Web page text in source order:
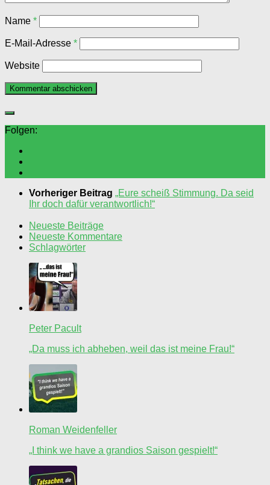
Name *
E-Mail-Adresse *
Website
Folgen:
Vorheriger Beitrag „Eure scheiß Stimmung. Da seid
Ihr doch dafür verantwortlich!“
Neueste Beiträge
Neueste Kommentare
Schlagwörter
Peter Pacult
„Da muss ich abheben, weil das ist meine Frau!“
Roman Weidenfeller
„I think we have a grandios Saison gespielt!“